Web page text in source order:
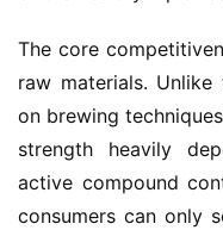
The core
raw materials.
on brewing
strength heavily
active compound
consumers can only